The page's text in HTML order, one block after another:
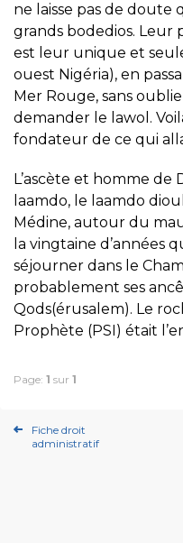
ne laisse pas de
grands bodedios. Leur
est leur unique et
ouest Nigéria), en
Mer Rouge, sans
demander le lawol.
fondateur de ce qui
L’ascète et homme
laamdo, le laamdo
Médine, autour du
la vingtaine d’années
séjourner dans le
probablement ses
Qods(érusalem). Le
Prophète (PSI) était
Page: 1 sur 1
Fiche droit
administratif